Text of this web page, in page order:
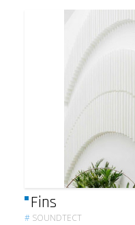
Fins
# SOUNDTECT